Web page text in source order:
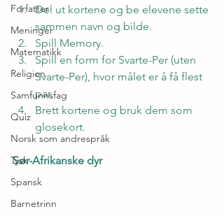
Forfatter
Meninger
Matematikk
Religion
Samfunnsfag
Quiz
Norsk som andrespråk
Tysk
Spansk
Barnetrinn
Del ut kortene og be elevene sette
sammen navn og bilde.
Spill Memory.
Spill en form for Svarte-Per (uten
Svarte-Per), hvor målet er å få flest
par.
Brett kortene og bruk dem som
glosekort.
Sør-Afrikanske dyr